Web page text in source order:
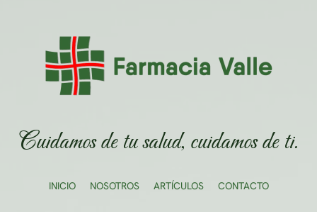
Ir al contenido principal
Cuidamos de tu salud, cuidamos de ti.
INICIO NOSOTROS ARTÍCULOS CONTACTO